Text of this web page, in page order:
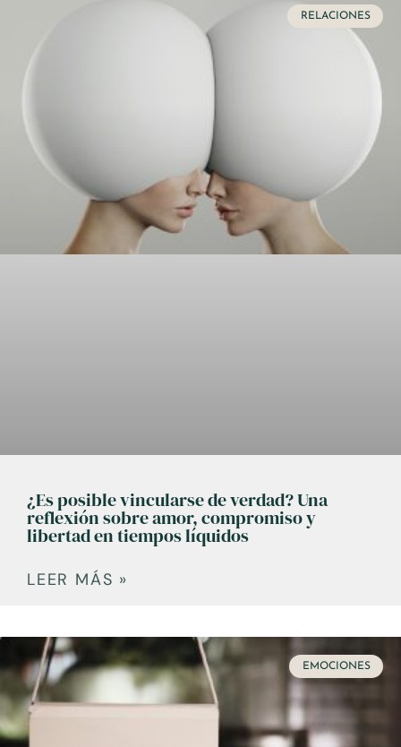
RELACIONES
¿Es posible vincularse de verdad? Una
reflexión sobre amor, compromiso y
libertad en tiempos líquidos
LEER MÁS »
EMOCIONES